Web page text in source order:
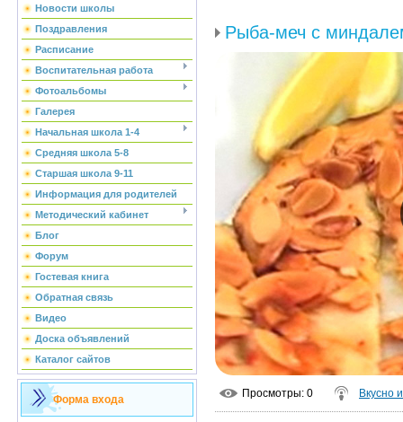
Новости школы
Поздравления
Расписание
Воспитательная работа
Фотоальбомы
Галерея
Начальная школа 1-4
Средняя школа 5-8
Старшая школа 9-11
Информация для родителей
Методический кабинет
Блог
Форум
Гостевая книга
Обратная связь
Видео
Доска объявлений
Каталог сайтов
Форма входа
Рыба-меч с
Просмотры: 0 Вкусно